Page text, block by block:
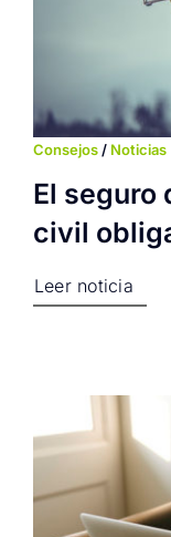
Consejos/ Noticias
El seguro
civil
Leer noticia